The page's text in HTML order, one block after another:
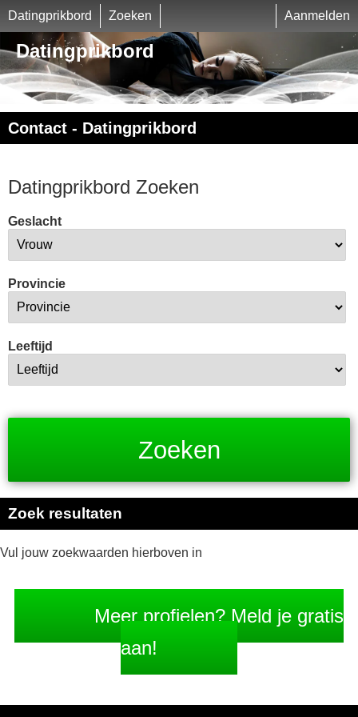
Datingprikbord Zoeken Aanmelden
Datingprikbord
Contact - Datingprikbord
Datingprikbord Zoeken
Geslacht
Provincie
Leeftijd
Zoek resultaten
Vul jouw zoekwaarden hierboven in
Meer profielen? Meld je gratis
aan!